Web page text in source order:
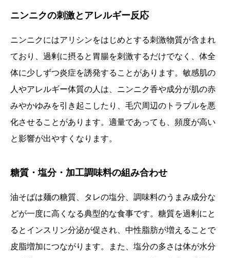
ニンニクの刺激とアレルギー反応
ニンニクにはアリシンをはじめとする刺激物質が含まれ
ており、過剰に摂ると胃腸を刺激するだけでなく、体全
体に少しずつ炎症を誘発することがあります。敏感肌の
人やアレルギー体質の人は、ニンニク香や成分が肌の赤
みやかゆみを引き起こしたり、毛穴周辺のトラブルを悪
化させることがあります。適量であっても、頻度が高い
と影響が出やすくなります。
糖質・塩分・加工調味料の組み合わせ
油そばは麺の糖質、タレの塩分、調味料のうまみ成分な
どが一度に高くなる典型的な食事です。糖質を過剰にと
るとインスリン分泌が促され、中性脂肪が増えることで
皮脂増加につながります。また、塩分の多さは体が水分